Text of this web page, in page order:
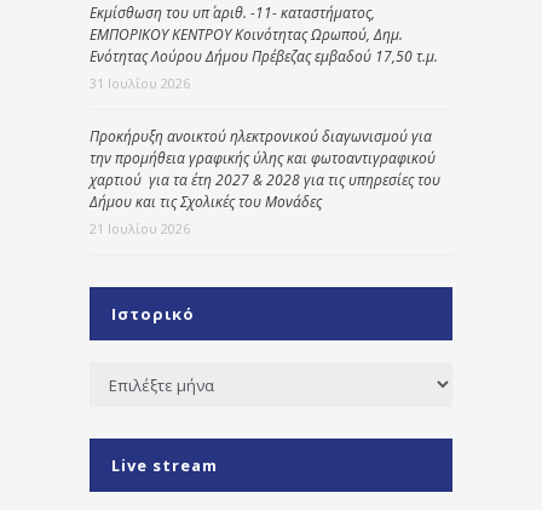
Εκμίσθωση του υπ΄ αριθ. -11- καταστήματος,
ΕΜΠΟΡΙΚΟΥ ΚΕΝΤΡΟΥ Κοινότητας Ωρωπού, Δημ.
Ενότητας Λούρου Δήμου Πρέβεζας εμβαδού 17,50 τ.μ.
31 Ιουλίου 2026
Προκήρυξη ανοικτού ηλεκτρονικού διαγωνισμού για
την προμήθεια γραφικής ύλης και φωτοαντιγραφικού
χαρτιού για τα έτη 2027 & 2028 για τις υπηρεσίες του
Δήμου και τις Σχολικές του Μονάδες
21 Ιουλίου 2026
Ιστορικό
Ιστορικό
Live stream